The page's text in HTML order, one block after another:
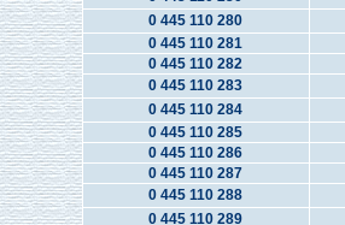
0 445 110 280
0 445 110 281
0 445 110 282
0 445 110 283
0 445 110 284
0 445 110 285
0 445 110 286
0 445 110 287
0 445 110 288
0 445 110 289